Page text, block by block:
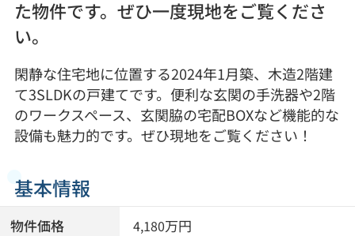
た物件です。ぜひ一度現地をご覧くださ
い。
閑静な住宅地に位置する2024年1月築、木造2階建
て3SLDKの戸建てです。便利な玄関の手洗器や2階
のワークスペース、玄関脇の宅配BOXなど機能的な
設備も魅力的です。ぜひ現地をご覧ください！
基本情報
物件価格 4,180万円